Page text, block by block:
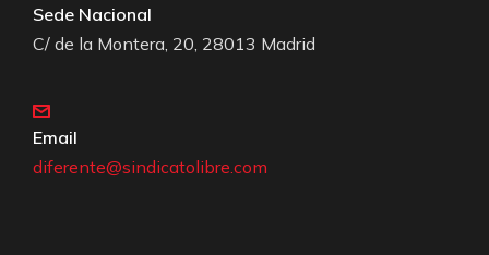
Sede Nacional
C/ de la Montera, 20, 28013 Madrid
Email
diferente@sindicatolibre.com